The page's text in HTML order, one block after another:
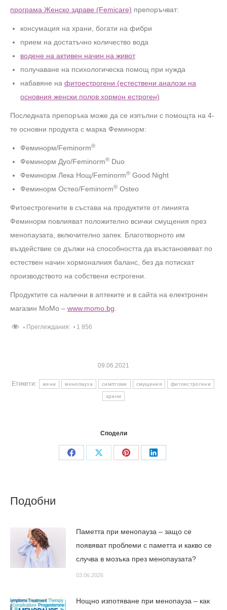
програма Женско здраве (Femicare) препоръчват:
консумация на храни, богати на фибри
прием на достатъчно количество вода
водене на активен начин на живот
получаване на психологическа помощ при нужда
набавяне на фитоестрогени (естествени аналози на
основния женски полов хормон естроген)
Последната препоръка може да се изпълни с помощта на 4-
те основни продукта с марка Феминорм:
Феминорм/Feminorm®
Феминорм Дуо/Feminorm® Duo
Феминорм Лека Нощ/Feminorm® Good Night
Феминорм Остео/Feminorm® Osteo
Фитоестрогените в състава на продуктите от линията
Феминорм повлияват положително всички смущения през
менопаузата, включително запек. Благотворното им
въздействие се дължи на способността да възстановяват по
естествен начин хормоналния баланс, без да потискат
производството на собствени естрогени.
Продуктите са налични в аптеките и в сайта на електронен
магазин МоМо – www.momo.bg
Преглеждания: 1 856
09.06.2021
Етикети: жени менопауза симптоми смущения фитоестрогени
храни
Сподели
Share
Share
Share
Share
Подобни
Паметта при менопауза – защо се
появяват проблеми с паметта и какво се
случва в мозъка през менопаузата?
03.06.2026
Нощно изпотяване при менопауза – как